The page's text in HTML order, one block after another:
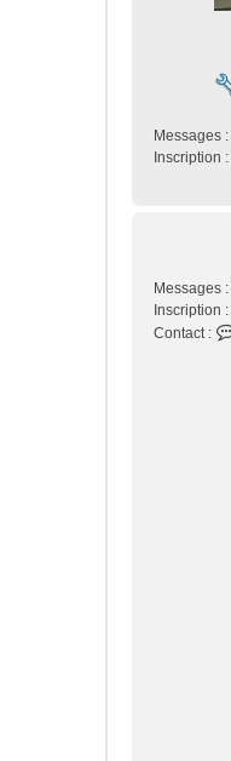
Messages :
Inscription :
Messages :
Inscription :
Contact :